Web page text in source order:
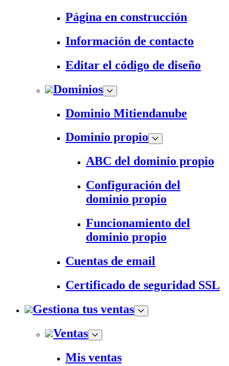
Página en construcción
Información de contacto
Editar el código de diseño
Dominios
Dominio Mitiendanube
Dominio propio
ABC del dominio propio
Configuración del
dominio propio
Funcionamiento del
dominio propio
Cuentas de email
Certificado de seguridad SSL
Gestiona tus ventas
Ventas
Mis ventas